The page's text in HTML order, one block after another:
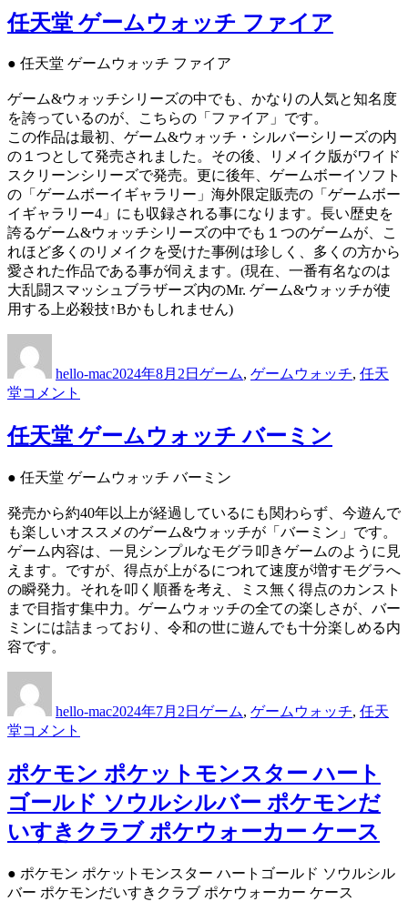
堂
ゲ
ー
ム
ウ
ォ
ッ
チ
ヘ
ル
メ
ッ
ト
に
任天堂 ゲームウォッチ ファイア
● 任天堂 ゲームウォッチ ファイア
ゲーム&ウォッチシリーズの中でも、かなりの人気と知名度
を誇っているのが、こちらの「ファイア」です。
この作品は最初、ゲーム&ウォッチ・シルバーシリーズの内
の１つとして発売されました。その後、リメイク版がワイド
スクリーンシリーズで発売。更に後年、ゲームボーイソフト
の「ゲームボーイギャラリー」海外限定販売の「ゲームボー
イギャラリー4」にも収録される事になります。長い歴史を
誇るゲーム&ウォッチシリーズの中でも１つのゲームが、こ
れほど多くのリメイクを受けた事例は珍しく、多くの方から
愛された作品である事が伺えます。(現在、一番有名なのは
大乱闘スマッシュブラザーズ内のMr. ゲーム&ウォッチが使
用する上必殺技↑Bかもしれません)
者
hello-mac日:
2024年8月2日ゴ
ゲーム, ゲームウォッチ, 任天
堂任
堂
ゲ
ー
ム
ウ
ォ
ッ
チ
フ
ァ
イ
ア
コメント
任天堂 ゲームウォッチ バーミン
● 任天堂 ゲームウォッチ バーミン
発売から約40年以上が経過しているにも関わらず、今遊んで
も楽しいオススメのゲーム&ウォッチが「バーミン」です。
ゲーム内容は、一見シンプルなモグラ叩きゲームのように見
えます。ですが、得点が上がるにつれて速度が増すモグラへ
の瞬発力。それを叩く順番を考え、ミス無く得点のカンスト
まで目指す集中力。ゲームウォッチの全ての楽しさが、バー
ミンには詰まっており、令和の世に遊んでも十分楽しめる内
容です。
者
hello-mac日:
2024年7月2日ゴ
ゲーム, ゲームウォッチ, 任天
堂任
堂
ゲ
ー
ム
ウ
ォ
ッ
チ
コメント
ポケモン ポケットモンスター ハート
ゴールド ソウルシルバー ポケモンだ
いすきクラブ ポケウォーカー ケース
● ポケモン ポケットモンスター ハートゴールド ソウルシル
バー ポケモンだいすきクラブ ポケウォーカー ケース